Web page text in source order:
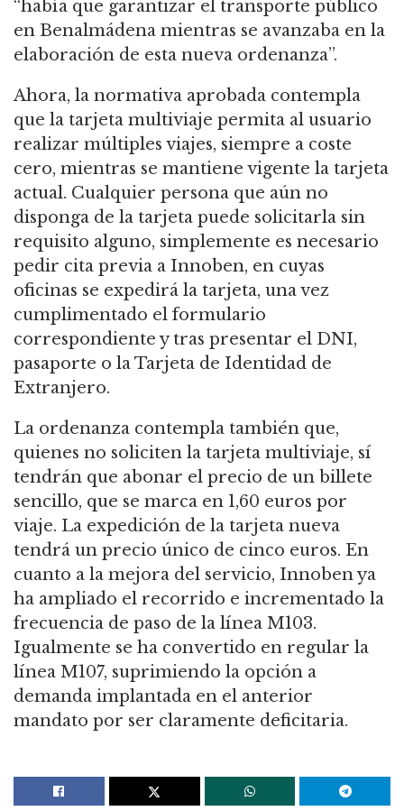
“había que garantizar el transporte público
en Benalmádena mientras se avanzaba en la
elaboración de esta nueva ordenanza”.
Ahora, la normativa aprobada contempla
que la tarjeta multiviaje permita al usuario
realizar múltiples viajes, siempre a coste
cero, mientras se mantiene vigente la tarjeta
actual. Cualquier persona que aún no
disponga de la tarjeta puede solicitarla sin
requisito alguno, simplemente es necesario
pedir cita previa a Innoben, en cuyas
oficinas se expedirá la tarjeta, una vez
cumplimentado el formulario
correspondiente y tras presentar el DNI,
pasaporte o la Tarjeta de Identidad de
Extranjero.
La ordenanza contempla también que,
quienes no soliciten la tarjeta multiviaje, sí
tendrán que abonar el precio de un billete
sencillo, que se marca en 1,60 euros por
viaje. La expedición de la tarjeta nueva
tendrá un precio único de cinco euros. En
cuanto a la mejora del servicio, Innoben ya
ha ampliado el recorrido e incrementado la
frecuencia de paso de la línea M103.
Igualmente se ha convertido en regular la
línea M107, suprimiendo la opción a
demanda implantada en el anterior
mandato por ser claramente deficitaria.